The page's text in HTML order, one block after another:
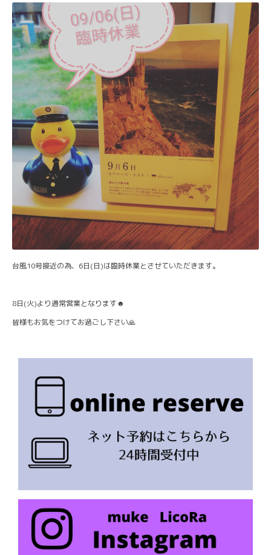
台風10号接近の為、6日(日)は臨時休業とさせていただきます。
8日(火)より通常営業となります☻
皆様もお気をつけてお過ごし下さい🙏